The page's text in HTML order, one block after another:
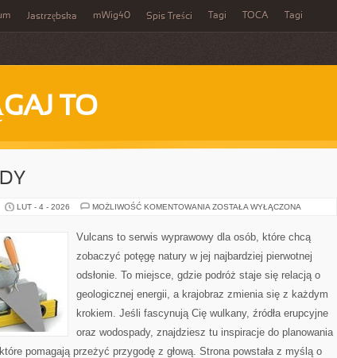
Jastrzębska mWig40 Spis Treści Tagi TOCA Tagi
TO
LUT - 4 - 2026 MOŻLIWOŚĆ KOMENTOWANIA WODOSPADY
ZOSTAŁA WYŁĄCZONA
Vulcans to serwis wyprawowy dla osób, które chcą
zobaczyć potęgę natury w jej najbardziej pierwotnej
odsłonie. To miejsce, gdzie podróż staje się relacją o
geologicznej energii, a krajobraz zmienia się z każdym
krokiem. Jeśli fascynują Cię wulkany, źródła erupcyjne
oraz wodospady, znajdziesz tu inspiracje do planowania
pomagają przeżyć przygodę z głową. Strona powstała z myślą o